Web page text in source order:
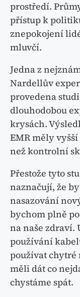
prostředí.
přístup k
znepokojení
mluvčí.
Jedna z
Nardellův
provedena
dlouhodobou
krysách.
EMR měly
než kontrolní
Přestože tyto
naznačují, že
nasazování
bychom plně
na naše zdraví.
používání
používat chytré
měli dát co
chystáme spát.